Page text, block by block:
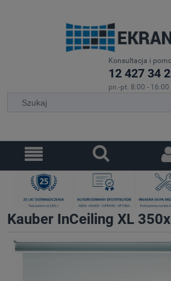
Konsultacja i
12 427 34
pn.-pt. 8:00 - 16:00
Kauber InCeiling XL